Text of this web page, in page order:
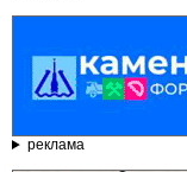
реклама